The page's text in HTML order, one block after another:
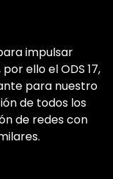
impulsar
ello el ODS 17,
para nuestro
de todos los
de redes con